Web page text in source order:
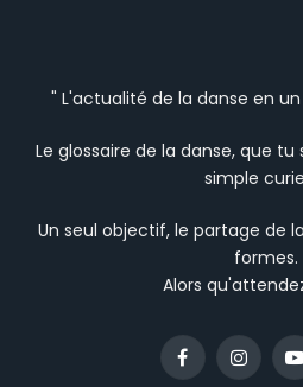
" L'actualité de la danse en
Le glossaire de la danse, que
simple
Un seul objectif, le partage de
formes.
Alors
Facebook